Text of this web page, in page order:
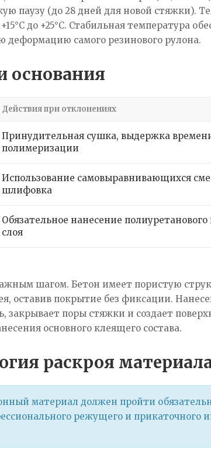
паузу (до 28 дней для новой стяжки).
до +25°C. Стабильная температура
деформацию самого резинового рулона.
основания
Действия при отклонениях
Принудительная сушка, выдержка
полимеризации
Использование самовыравнивающихся
шлифовка
Обязательное нанесение полиуретанового
слоя
шагом. Бетон имеет пористую
оставив покрытие без фиксации.
поры стяжки и создает
основного клеящего состава.
раскроя
материал должен пройти
режущего и прикаточного